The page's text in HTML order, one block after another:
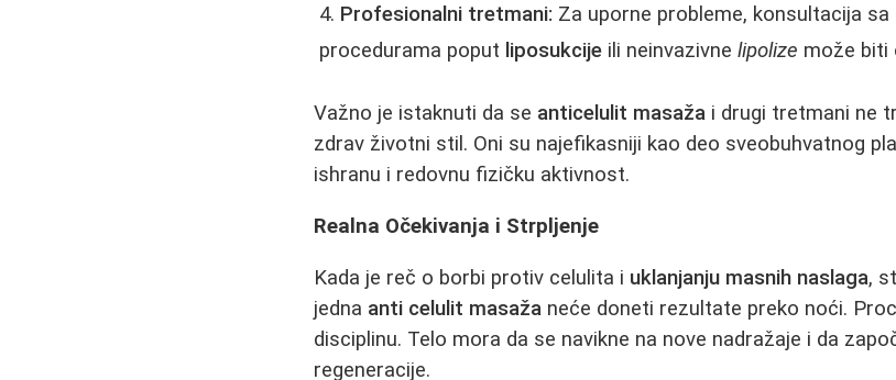
Profesionalni tretmani: Za uporne probleme, konsultacija
procedurama poput liposukcije ili neinvazivnelipolize može biti
Važno je istaknuti da se anticelulit masaža i drugi tretmani ne
zdrav životni stil. Oni su najefikasniji kao deo sveobuhvatnog
ishranu i redovnu fizičku aktivnost.
Realna Očekivanja i Strpljenje
Kada je reč o borbi protiv celulita i uklanjanju masnih naslaga,
jedna anti celulit masaža neće doneti rezultate preko noći.
disciplinu. Telo mora da se navikne na nove nadražaje i da
regeneracije.